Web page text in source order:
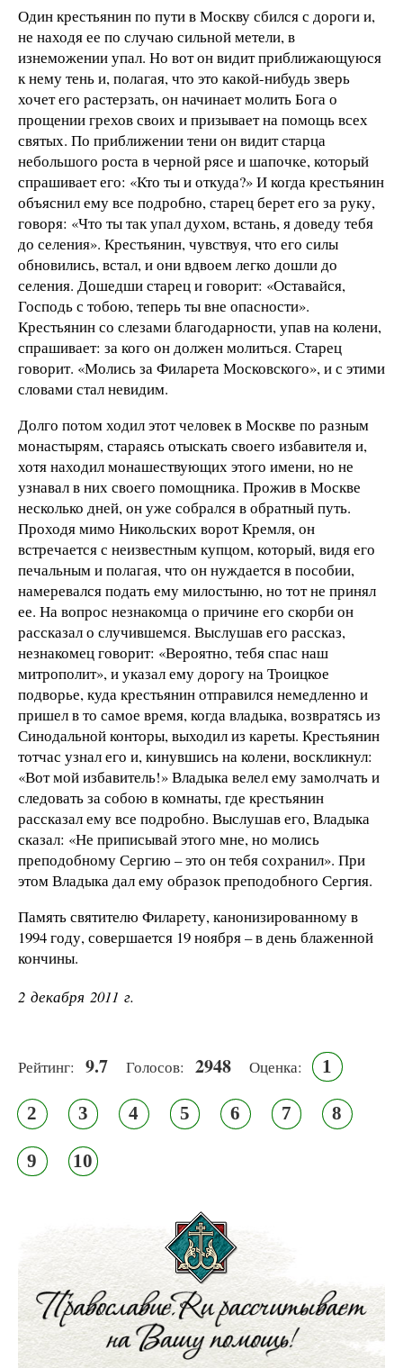
Один крестьянин по пути в Москву сбился с дороги и,
не находя ее по случаю сильной метели, в
изнеможении упал. Но вот он видит приближающуюся
к нему тень и, полагая, что это какой-нибудь зверь
хочет его растерзать, он начинает молить Бога о
прощении грехов своих и призывает на помощь всех
святых. По приближении тени он видит старца
небольшого роста в черной рясе и шапочке, который
спрашивает его: «Кто ты и откуда?» И когда крестьянин
объяснил ему все подробно, старец берет его за руку,
говоря: «Что ты так упал духом, встань, я доведу тебя
до селения». Крестьянин, чувствуя, что его силы
обновились, встал, и они вдвоем легко дошли до
селения. Дошедши старец и говорит: «Оставайся,
Господь с тобою, теперь ты вне опасности».
Крестьянин со слезами благодарности, упав на колени,
спрашивает: за кого он должен молиться. Старец
говорит. «Молись за Филарета Московского», и с этими
словами стал невидим.
Долго потом ходил этот человек в Москве по разным
монастырям, стараясь отыскать своего избавителя и,
хотя находил монашествующих этого имени, но не
узнавал в них своего помощника. Прожив в Москве
несколько дней, он уже собрался в обратный путь.
Проходя мимо Никольских ворот Кремля, он
встречается с неизвестным купцом, который, видя его
печальным и полагая, что он нуждается в пособии,
намеревался подать ему милостыню, но тот не принял
ее. На вопрос незнакомца о причине его скорби он
рассказал о случившемся. Выслушав его рассказ,
незнакомец говорит: «Вероятно, тебя спас наш
митрополит», и указал ему дорогу на Троицкое
подворье, куда крестьянин отправился немедленно и
пришел в то самое время, когда владыка, возвратясь из
Синодальной конторы, выходил из кареты. Крестьянин
тотчас узнал его и, кинувшись на колени, воскликнул:
«Вот мой избавитель!» Владыка велел ему замолчать и
следовать за собою в комнаты, где крестьянин
рассказал ему все подробно. Выслушав его, Владыка
сказал: «Не приписывай этого мне, но молись
преподобному Сергию – это он тебя сохранил». При
этом Владыка дал ему образок преподобного Сергия.
Память святителю Филарету, канонизированному в
1994 году, совершается 19 ноября – в день блаженной
кончины.
2 декабря 2011 г.
Рейтинг: 9.7 Голосов: 2948 Оценка: 1
2 3 4 5 6 7 8
9 10